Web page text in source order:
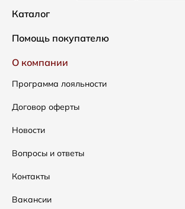
Каталог
Новинки
Одежда
Сумки
Аксессуары
Распродажа
Подарочные сертификаты
Помощь покупателю
Доставка и оплата
Как оформить заказ
Условия возвратов
Таблица размеров
Уход за одеждой
О компании
Программа лояльности
Договор оферты
Новости
Вопросы и ответы
Контакты
Вакансии